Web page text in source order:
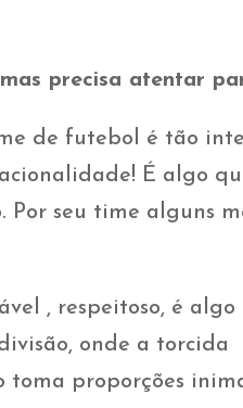
precisa atentar
de futebol é tão
É algo
Por seu time alguns
, respeitoso, é
onde a torcida
toma proporções